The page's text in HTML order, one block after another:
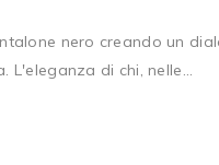
nero creando un
di chi, nelle...